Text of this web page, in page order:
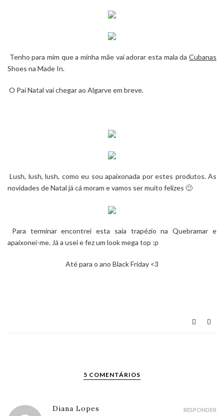
Tenho para mim que a minha mãe vai adorar esta mala da Cubanas
Shoes na Made In.
O Pai Natal vai chegar ao Algarve em breve.
Lush, lush, lush, como eu sou apaixonada por estes produtos. As
novidades de Natal já cá moram e vamos ser muito felizes 🙂
Para terminar encontrei esta saia trapézio naQuebramar e
apaixonei-me. Já a usei e fez um look mega top :p
Até para o ano Black Friday <3
5 COMENTÁRIOS
Diana Lopes RESPONDER